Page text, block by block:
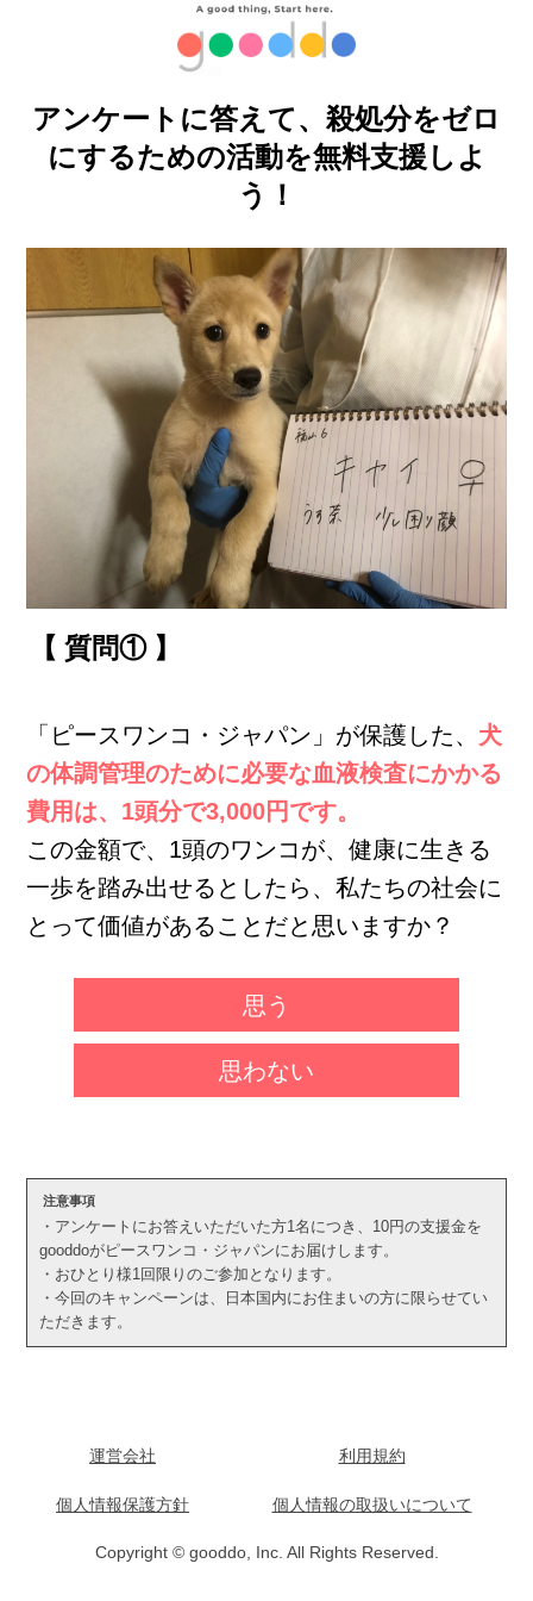
アンケートに答えて、殺処分をゼロ
にするための活動を無料支援しよ
う！
【 質問① 】
「ピースワンコ・ジャパン」が保護した、 犬
の体調管理のために必要な血液検査にかかる
費用は、1頭分で3,000円です。
この金額で、1頭のワンコが、健康に生きる
一歩を踏み出せるとしたら、私たちの社会に
とって価値があることだと思いますか？
思う
思わない
注意事項
・アンケートにお答えいただいた方1名につき、10円の支援金を
gooddoがピースワンコ・ジャパンにお届けします。
・おひとり様1回限りのご参加となります。
・今回のキャンペーンは、日本国内にお住まいの方に限らせてい
ただきます。
運営会社 利用規約
個人情報保護方針 個人情報の取扱いについて
Copyright © gooddo, Inc. All Rights Reserved.